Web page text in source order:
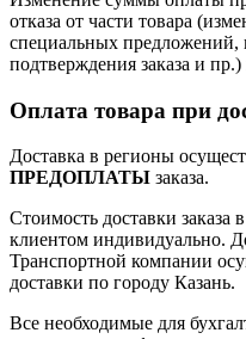
отказа от части товара
специальных предложений,
подтверждения заказа и
Оплата товара при
Доставка в регионы
ПРЕДОПЛАТЫ заказа.
Стоимость доставки заказа
клиентом индивидуально.
Транспортной компании
доставки по городу Казань.
Все необходимые для